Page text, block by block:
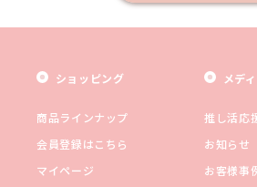
ショッピング
商品ラインナップ
会員登録はこちら
マイページ
メデ
推し活応
お知らせ
お客様事